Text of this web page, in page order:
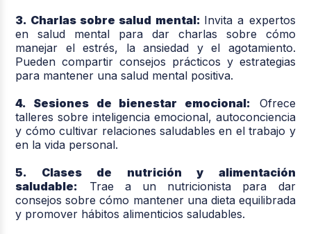
3. Charlas sobre salud mental: Invita a expertos
en salud mental para dar charlas sobre cómo
manejar el estrés, la ansiedad y el agotamiento.
Pueden compartir consejos prácticos y estrategias
para mantener una salud mental positiva.
4. Sesiones de bienestar emocional: Ofrece
talleres sobre inteligencia emocional, autoconciencia
y cómo cultivar relaciones saludables en el trabajo y
en la vida personal.
5. Clases de nutrición y alimentación
saludable: Trae a un nutricionista para dar
consejos sobre cómo mantener una dieta equilibrada
y promover hábitos alimenticios saludables.